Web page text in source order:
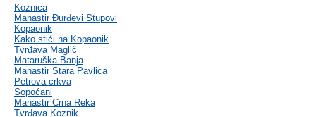
Koznica
Manastir Đurđevi Stupovi
Kopaonik
Kako stići na Kopaonik
Tvrđava Maglič
Mataruška Banja
Manastir Stara Pavlica
Petrova crkva
Sopoćani
Manastir Crna Reka
Tvrđava Koznik